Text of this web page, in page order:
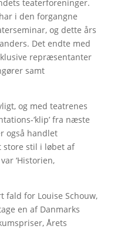
teaterforeninger.
i den forgangne
og dette års
Det endte med
repræsentanter
samt
og med teatrenes
‘klip’ fra næste
også handlet
stil i løbet af
‘Historien,
fald for Louise Schouw,
en af Danmarks
Årets